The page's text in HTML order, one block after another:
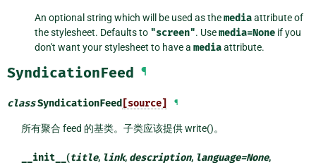
An optional string which will be used as themediaattribute of
the stylesheet. Defaults to "screen". Usemedia=None if you
don't want your stylesheet to have amediaattribute.
SyndicationFeed ¶
classSyndicationFeed [source] ¶
所有聚合 feed 的基类。子类应该提供 write()。
__init__ (title, link, description, language=None,